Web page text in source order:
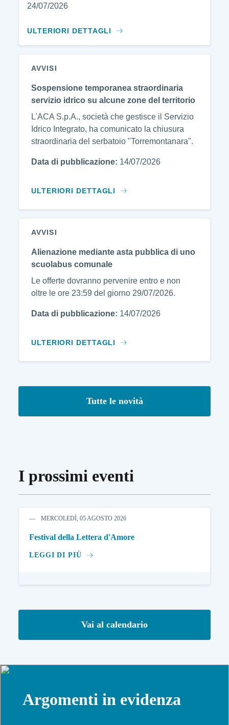
24/07/2026
ULTERIORI DETTAGLI
AVVISI
Sospensione temporanea straordinaria
servizio idrico su alcune zone del territorio
L'ACA S.p.A., società che gestisce il Servizio
Idrico Integrato, ha comunicato la chiusura
straordinaria del serbatoio "Torremontanara".
Data di pubblicazione: 14/07/2026
ULTERIORI DETTAGLI
AVVISI
Alienazione mediante asta pubblica di uno
scuolabus comunale
Le offerte dovranno pervenire entro e non
oltre le ore 23:59 del giorno 29/07/2026.
Data di pubblicazione: 14/07/2026
ULTERIORI DETTAGLI
Tutte le novità
I prossimi eventi
MERCOLEDÌ, 05 AGOSTO 2026
Festival della Lettera d'Amore
LEGGI DI PIÙ
Vai al calendario
Argomenti in evidenza